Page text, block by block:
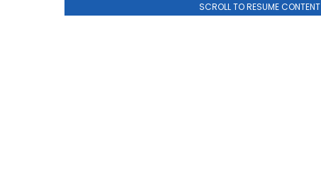
SCROLL TO RESUME CONTENT